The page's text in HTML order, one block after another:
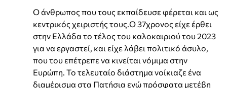
Ο άνθρωπος που τους εκπαίδευσε φέρεται και ως
κεντρικός χειριστής τους.Ο 37χρονος είχε έρθει
στην Ελλάδα το τέλος του καλοκαιριού του 2023
για να εργαστεί, και είχε λάβει πολιτικό άσυλο,
που του επέτρεπε να κινείται νόμιμα στην
Ευρώπη. Το τελευταίο διάστημα νοίκιαζε ένα
διαμέρισμα στα Πατήσια ενώ πρόσφατα μετέβη